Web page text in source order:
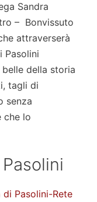
Sandra
– Bonvissuto
attraverserà
Pasolini
della storia
tagli di
senza
che lo
di Pasolini-Rete